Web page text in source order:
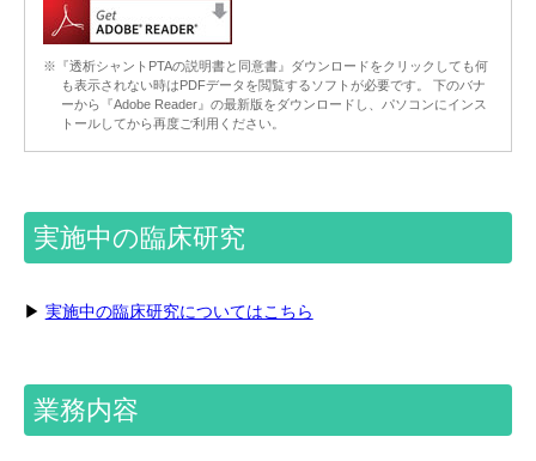
※『透析シャントPTAの説明書と同意書』ダウンロードをクリックしても何
も表示されない時はPDFデータを閲覧するソフトが必要です。 下のバナ
ーから『Adobe Reader』の最新版をダウンロードし、パソコンにインス
トールしてから再度ご利用ください。
実施中の臨床研究
▶ 実施中の臨床研究についてはこちら
業務内容